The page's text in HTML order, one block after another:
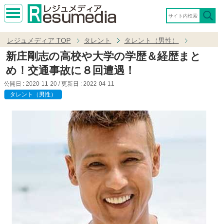
MEN
レジュメディア TOP タレント タレント（男性）
新庄剛志の高校や大学の学歴＆経歴まと
め！交通事故に８回遭遇！
公開日 : 2020-11-20 / 更新日 : 2022-04-11
タレント（男性）